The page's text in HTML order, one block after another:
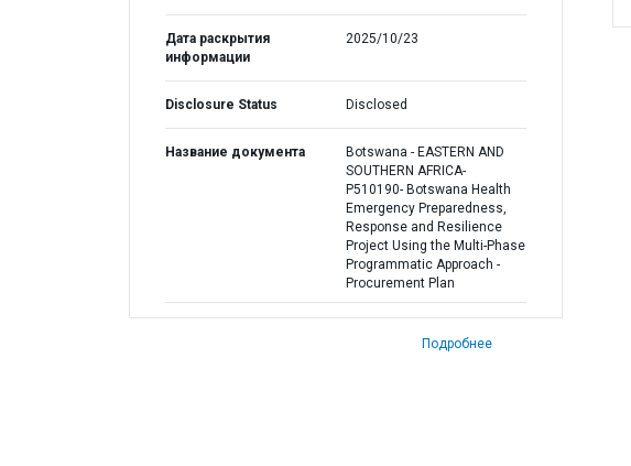
Дата раскрытия
информации
2025/10/23
Disclosure Status Disclosed
Название документа
Botswana - EASTERN AND
SOUTHERN AFRICA-
P510190- Botswana Health
Emergency Preparedness,
Response and Resilience
Project Using the Multi-Phase
Programmatic Approach -
Procurement Plan
Подробнее